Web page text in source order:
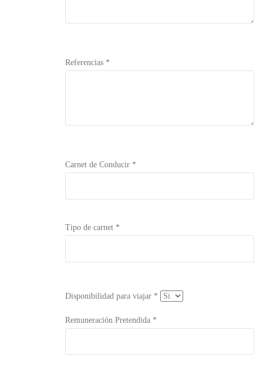
Referencias *
Carnet de Conducir *
Tipo de carnet *
Disponibilidad para viajar *
Remuneración Pretendida *